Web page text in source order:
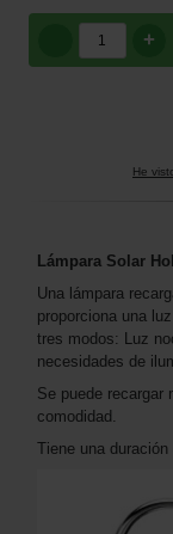
+
He
Lámpara Solar
Una lámpara
proporciona una
tres modos: Luz
necesidades de
Se puede recargar
comodidad.
Tiene una